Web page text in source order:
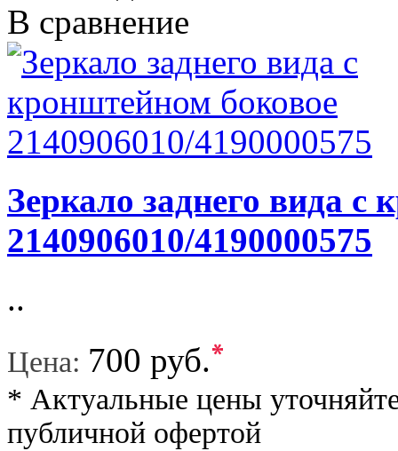
В сравнение
Зеркало заднего вида c
2140906010/4190000575
..
Цена: 700 руб.*
* Актуальные цены
публичной офертой